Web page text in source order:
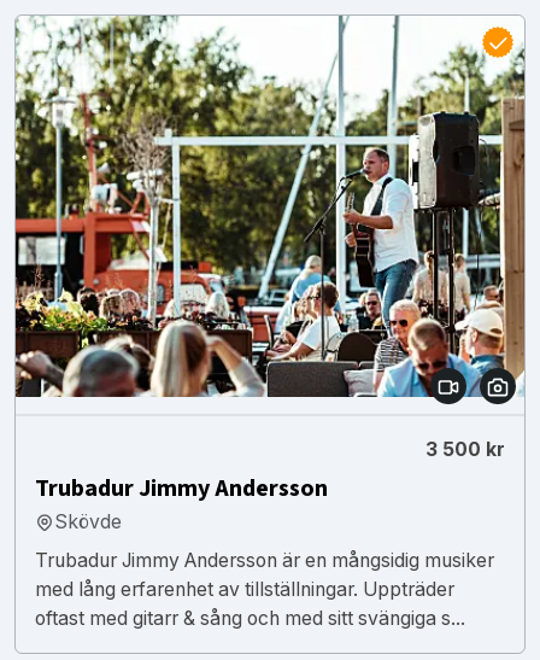
3 500 kr
Trubadur Jimmy Andersson
Skövde
Trubadur Jimmy Andersson är en mångsidig musiker
med lång erfarenhet av tillställningar. Uppträder
oftast med gitarr & sång och med sitt svängiga s...